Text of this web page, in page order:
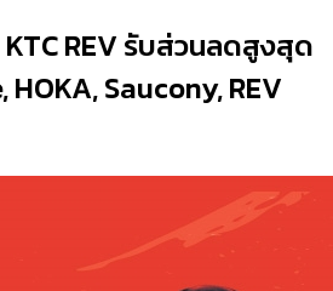
REV รับส่วนลดสูงสุด
HOKA, Saucony, REV